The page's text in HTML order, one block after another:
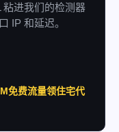
粘进我们的检测器
IP 和延迟。
免费流量领住宅代